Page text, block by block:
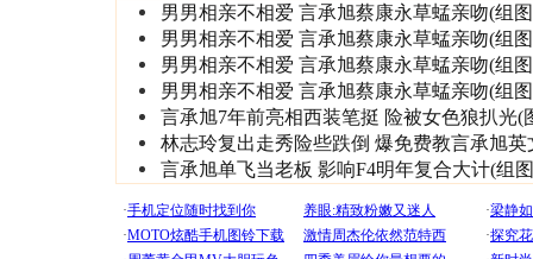
男男相亲不相爱 言承旭蔡康永草蜢亲吻(组
男男相亲不相爱 言承旭蔡康永草蜢亲吻(组
男男相亲不相爱 言承旭蔡康永草蜢亲吻(组
男男相亲不相爱 言承旭蔡康永草蜢亲吻(组
言承旭7年前亮相西装笔挺 险被女色狼扒光(
林志玲复出走秀险些跌倒 爆免费教言承旭英
言承旭单飞当老板 影响F4明年复合大计(组